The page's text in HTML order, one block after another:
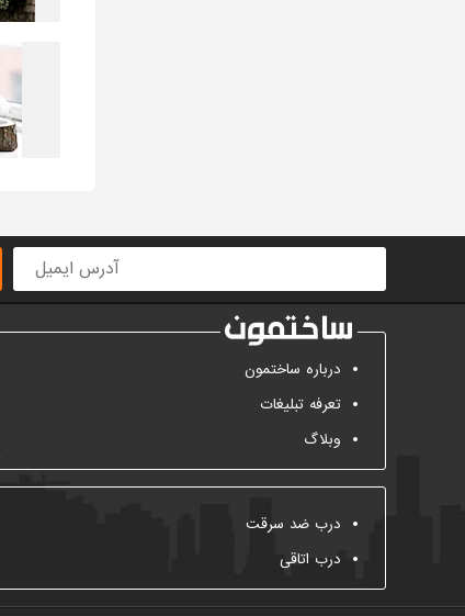
درباره ساختمون
تعرفه تبلیغات
وبلاگ
درب ضد سرقت
درب اتاقی